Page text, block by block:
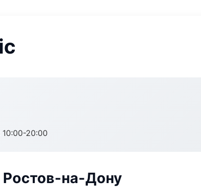
20:00
на-Дону